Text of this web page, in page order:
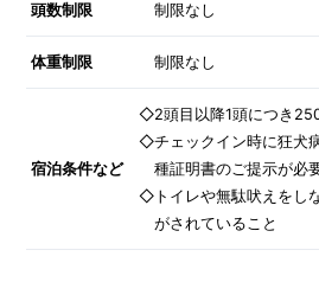
頭数制限 制限なし
体重制限 制限なし
宿泊条件など
◇2頭目以降1頭につき
◇チェックイン時に狂犬
種証明書のご提示が必
◇トイレや無駄吠えをし
がされていること